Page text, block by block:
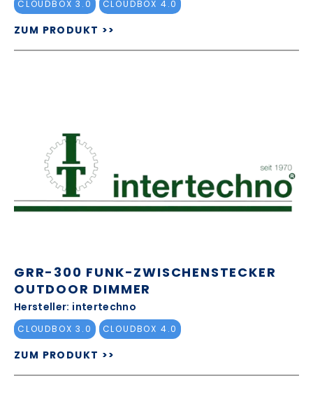
CLOUDBOX 3.0 CLOUDBOX 4.0
ZUM PRODUKT >>
GRR-300 FUNK-ZWISCHENSTECKER
OUTDOOR DIMMER
Hersteller: intertechno
CLOUDBOX 3.0 CLOUDBOX 4.0
ZUM PRODUKT >>